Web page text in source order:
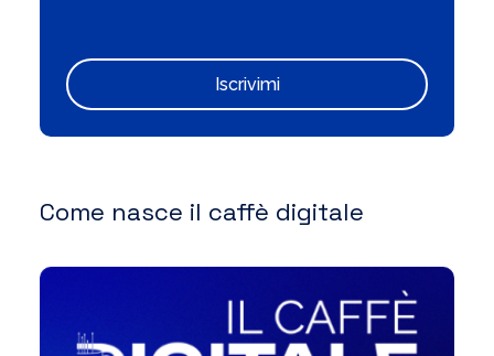
Iscrivimi
Come nasce il caffè digitale